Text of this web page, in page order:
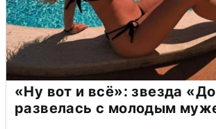
«Ну вот и всё»: звезда
развелась с молодым